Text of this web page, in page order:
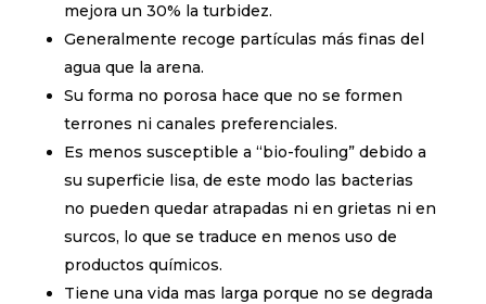
mejora un 30% la turbidez.
Generalmente recoge partículas más finas del
agua que la arena.
Su forma no porosa hace que no se formen
terrones ni canales preferenciales.
Es menos susceptible a “bio-fouling” debido a
su superficie lisa, de este modo las bacterias
no pueden quedar atrapadas ni en grietas ni en
surcos, lo que se traduce en menos uso de
productos químicos.
Tiene una vida mas larga porque no se degrada